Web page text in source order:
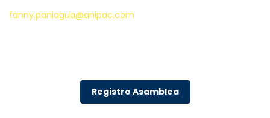
fanny.paniagua@anipac.com
Registro Asamblea